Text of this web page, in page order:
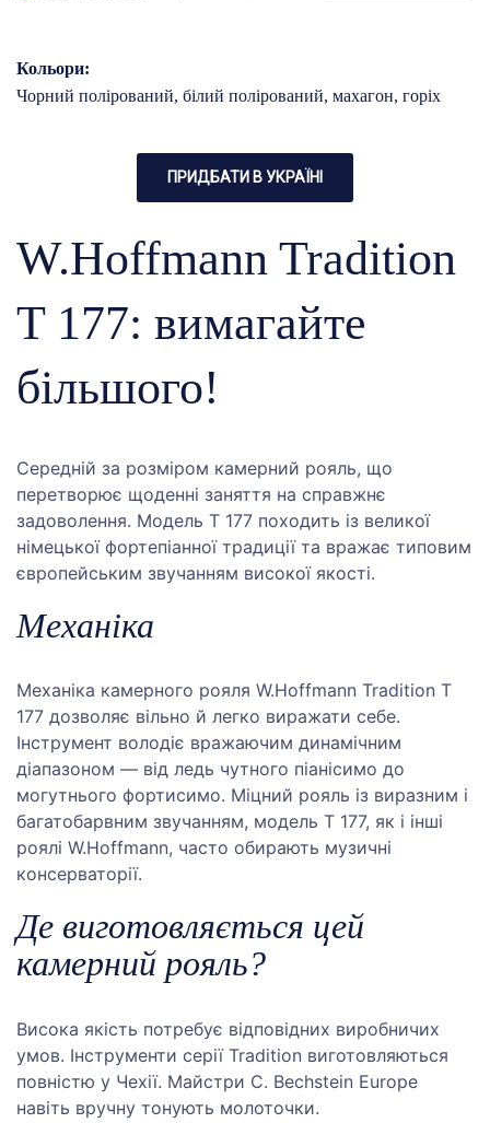
Кольори:
Чорний полірований, білий полірований, махагон, горіх
ПРИДБАТИ В УКРАЇНІ
W.Hoffmann Tradition
T 177: вимагайте
більшого!
Середній за розміром камерний рояль, що
перетворює щоденні заняття на справжнє
задоволення. Модель T 177 походить із великої
німецької фортепіанної традиції та вражає типовим
європейським звучанням високої якості.
Механіка
Механіка камерного рояля W.Hoffmann Tradition T
177 дозволяє вільно й легко виражати себе.
Інструмент володіє вражаючим динамічним
діапазоном — від ледь чутного піанісимо до
могутнього фортисимо. Міцний рояль із виразним і
багатобарвним звучанням, модель T 177, як і інші
роялі W.Hoffmann, часто обирають музичні
консерваторії.
Де виготовляється цей
камерний рояль?
Висока якість потребує відповідних виробничих
умов. Інструменти серії Tradition виготовляються
повністю у Чехії. Майстри C. Bechstein Europe
навіть вручну тонують молоточки.